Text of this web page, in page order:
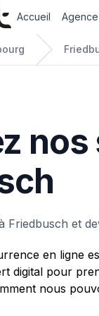
Accueil
Friedbusch et
en ligne
digital pour
nous